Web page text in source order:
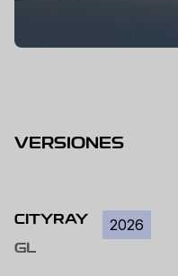
VERSIONES
CITYRAY 2026
GL